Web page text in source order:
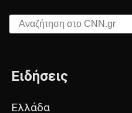
Αναζήτηση στο CNN.gr
Ειδήσεις
Ελλάδα